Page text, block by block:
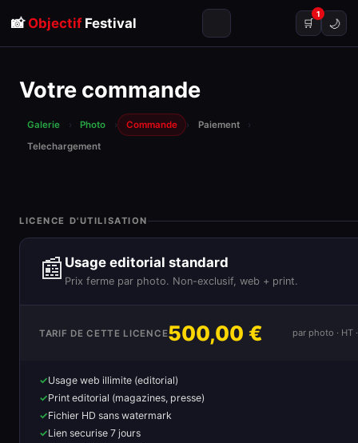
📸 ObjectifFestival 🛒
1
🌙
Votre commande
Galerie › Photo › Commande › Paiement
›
Telechargement
LICENCE D'UTILISATION
📰 Usage editorial standard
Prix ferme par photo. Non-exclusif, web + print.
TARIF DE CETTE LICENCE500,00 € par photo · HT
Usage web illimite (editorial)
Print editorial (magazines, presse)
Fichier HD sans watermark
Lien securise 7 jours